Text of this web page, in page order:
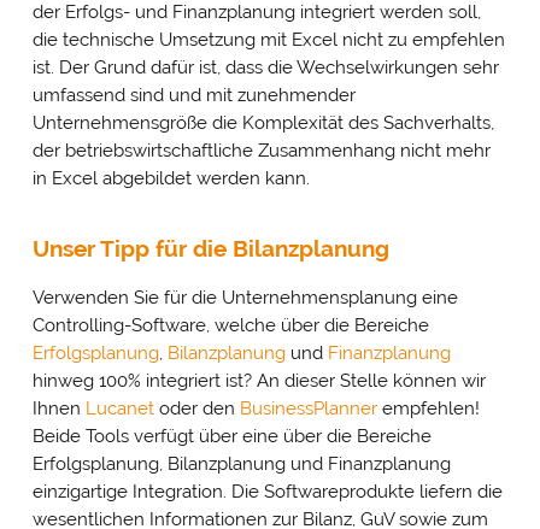
der Erfolgs- und Finanzplanung integriert werden soll,
die technische Umsetzung mit Excel nicht zu empfehlen
ist. Der Grund dafür ist, dass die Wechselwirkungen sehr
umfassend sind und mit zunehmender
Unternehmensgröße die Komplexität des Sachverhalts,
der betriebswirtschaftliche Zusammenhang nicht mehr
in Excel abgebildet werden kann.
Unser Tipp für die Bilanzplanung
Verwenden Sie für die Unternehmensplanung eine
Controlling-Software, welche über die Bereiche
Erfolgsplanung, Bilanzplanungund Finanzplanung
hinweg 100% integriert ist? An dieser Stelle können wir
Ihnen Lucanetoder den BusinessPlannerempfehlen!
Beide Tools verfügt über eine über die Bereiche
Erfolgsplanung, Bilanzplanung und Finanzplanung
einzigartige Integration. Die Softwareprodukte liefern die
wesentlichen Informationen zur Bilanz, GuV sowie zum